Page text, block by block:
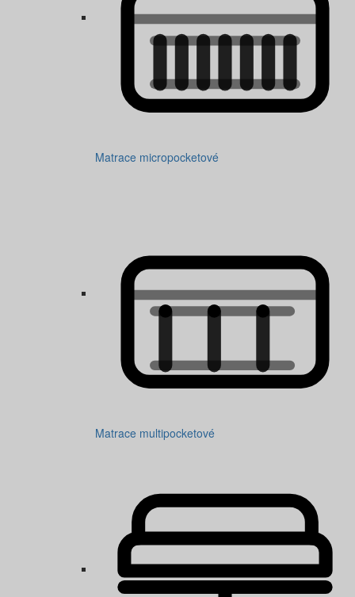
Matrace micropocketové
Matrace multipocketové